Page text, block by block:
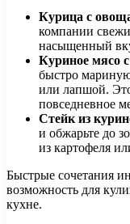
Курица с
компании
насыщенный
Куриное мясо
быстро
или лапшой.
повседневное
Стейк из
и обжарьте до
из картофеля
Быстрые сочетания
возможность для
кухне.